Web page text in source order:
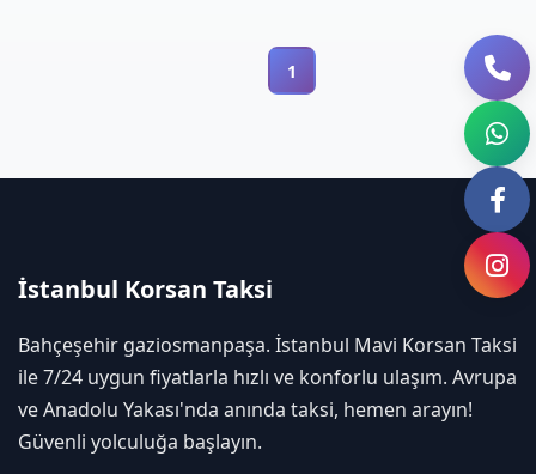
1
İstanbul Korsan Taksi
Bahçeşehir gaziosmanpaşa. İstanbul Mavi Korsan Taksi
ile 7/24 uygun fiyatlarla hızlı ve konforlu ulaşım. Avrupa
ve Anadolu Yakası'nda anında taksi, hemen arayın!
Güvenli yolculuğa başlayın.